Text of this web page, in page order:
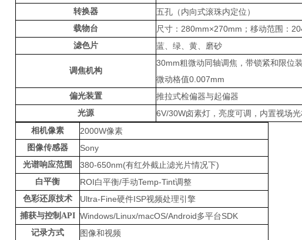
转换器 五孔（内向式滚珠内定位）
载物台 尺寸：280mm×270mm；移动范围：
滤色片 蓝、绿、黄、磨砂
调焦机构
30mm粗微动同轴调焦，带锁紧和限位
微动格值0.007mm
偏光装置 推拉式检偏器与起偏器
光源 6V/30W卤素灯，亮度可调，内置视场
相机像素 2000W像素
图像传感器 Sony
光谱响应范围 380-650nm(有红外截止滤光片情况下)
白平衡 ROI白平衡/手动Temp-Tint调整
色彩还原技术 Ultra-Fine硬件ISP视频处理引擎
捕获与控制API Windows/Linux/macOS/Android多平台SDK
记录方式 图像和视频